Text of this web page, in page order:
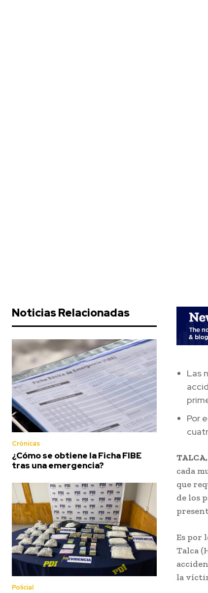
Noticias Relacionadas
Crónicas
¿Cómo se obtiene la Ficha FIBE
tras una emergencia?
Policial
Las
Por
cada
que
de los
Es por
Talca
la